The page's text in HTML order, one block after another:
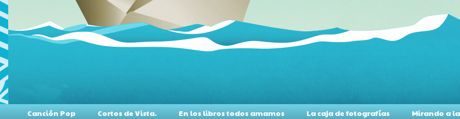
Canción Pop Cortos de Vista. En los libros todos amamos La caja de fotografías Mirando a